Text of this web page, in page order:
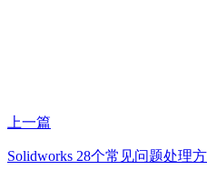
上一篇
Solidworks 28个常见问题处理